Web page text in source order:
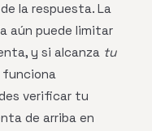
la respuesta. La
aún puede limitar
y si alcanza tu
funciona
verificar tu
de arriba en